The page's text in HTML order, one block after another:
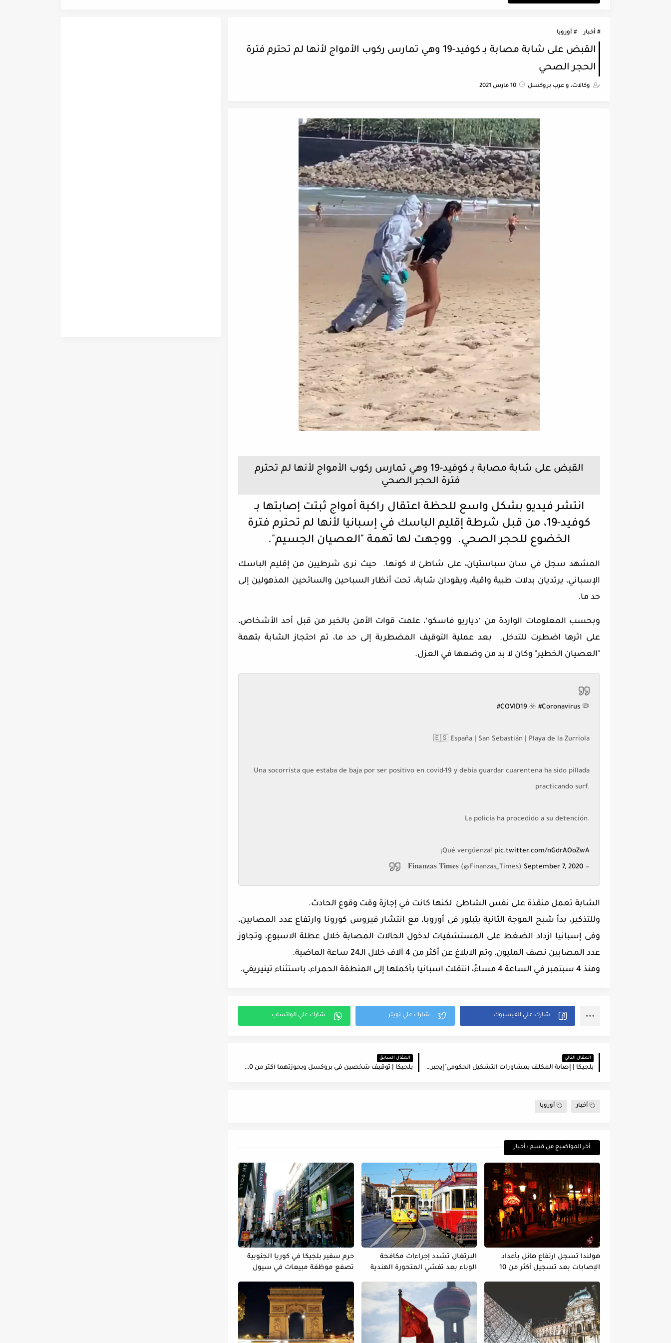
أخبار أوروبا
القبض على شابة مصابة بـ كوفيد-19 وهي تمارس ركوب الأمواج لأنها لم تحترم فترة
الحجر الصحي
وكالات، و عرب بروكسل 10 مارس 2021
القبض على شابة مصابة بـ كوفيد-19 وهي تمارس ركوب الأمواج لأنها لم تحترم
فترة الحجر الصحي
انتشر فيديو بشكل واسع للحظة اعتقال راكبة أمواج ثبتت إصابتها بـ
كوفيد-19، من قبل شرطة إقليم الباسك في إسبانيا لأنها لم تحترم فترة
الخضوع للحجر الصحي. ووجهت لها تهمة "العصيان الجسيم".
المشهد سجل في سان سباستيان، على شاطئ لا كونها. حيث نرى شرطيين من إقليم الباسك
الإسباني، يرتديان بدلات طبية واقية، ويقودان شابة، تحت أنظار السباحين والسائحين المذهولين إلى
حد ما.
وبحسب المعلومات الواردة من ‘دياريو فاسكو‘، علمت قوات الأمن بالخبر من قبل أحد الأشخاص،
على اثرها اضطرت للتدخل. بعد عملية التوقيف المضطربة إلى حد ما، تم احتجاز الشابة بتهمة
"العصيان الخطير" وكان لا بد من وضعها في العزل.
#COVID19 ☣️ #Coronavirus 🦠
🇪🇸 España | San Sebastián | Playa de la Zurriola
Una socorrista que estaba de baja por ser positivo en covid-19 y debía guardar cuarentena ha sido pillada
practicando surf.
La policía ha procedido a su detención.
¡Qué vergüenza! pic.twitter.com/nGdrAOoZwA
— 𝐅𝐢𝐧𝐚𝐧𝐳𝐚𝐬 𝐓𝐢𝐦𝐞𝐬 (@Finanzas_Times)
September 7, 2020
الشابة تعمل منقذة على نفس الشاطئ لكنها كانت في إجازة وقت وقوع الحادث.
وللتذكير، بدأ شبح الموجة الثانية يتبلور فى أوروبا، مع انتشار فيروس كورونا وارتفاع عدد المصابين،
وفى إسبانيا ازداد الضغط على المستشفيات لدخول الحالات المصابة خلال عطلة الاسبوع، وتجاوز
عدد المصابين نصف المليون، وتم الابلاغ عن أكثر من 4 آلاف خلال الـ24 ساعة الماضية.
ومنذ 4 سبتمبر في الساعة 4 مساءً، انتقلت اسبانيا بأكملها إلى المنطقة الحمراء، باستثناء تينيريفي.
المقال التالي
بلجيكا | إصابة المكلف بمشاورات التشكيل الحكومي"إيجبرت لاشارت" بفيروس كورونا
المقال السابق
بلجيكا | توقيف شخصين في بروكسل وبحوزتهما أكثر من 60 ألف يورو مزيفة
أخبار أوروبا
أخر المواضيع من قسم : أخبار
هولندا تسجل ارتفاع هائل بأعداد
الإصابات بعد تسجيل أكثر من 10
البرتغال تشدد إجراءات مكافحة
الوباء بعد تفشي المتحورة الهندية
حرم سفير بلجيكا في كوريا الجنوبية
تصفع موظفة مبيعات في سيول